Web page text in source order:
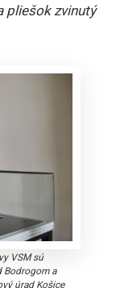
pliešok zvinutý
VSM sú
Bodrogom a
úrad Košice